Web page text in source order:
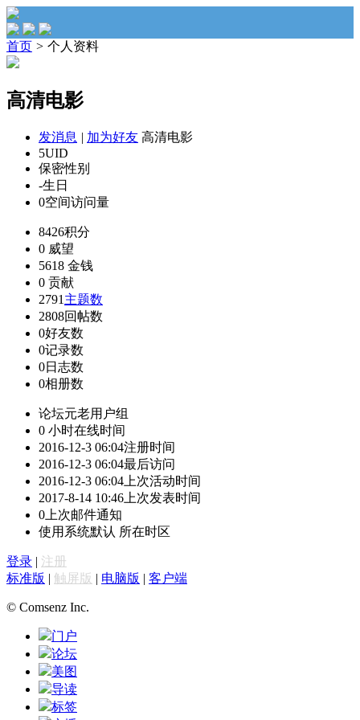
首页 > 个人资料
高清电影
发消息 | 加为好友 高清电影
5UID
保密性别
-生日
0空间访问量
8426积分
0 威望
5618 金钱
0 贡献
2791 主题数
2808回帖数
0好友数
0记录数
0日志数
0相册数
论坛元老用户组
0 小时在线时间
2016-12-3 06:04注册时间
2016-12-3 06:04最后访问
2016-12-3 06:04 上次活动时间
2017-8-14 10:46 上次发表时间
0 上次邮件通知
使用系统默认 所在时区
登录 | 注册
标准版 | 触屏版 | 电脑版 | 客户端
© Comsenz Inc.
门户
论坛
美图
导读
标签